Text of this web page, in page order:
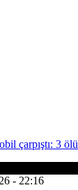
çarpıştı: 3 ölü
- 22:16